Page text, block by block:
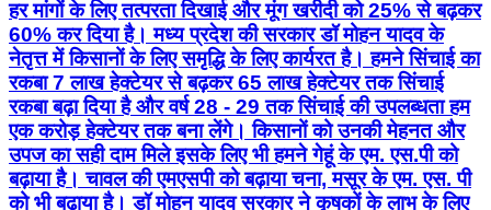
हर मांगों के लिए तत्परता दिखाई और मूंग खरीदी को 25% से बढ़कर
60% कर दिया है। मध्य प्रदेश की सरकार डॉ मोहन यादव के
नेतृत्त में किसानों के लिए समृद्धि के लिए कार्यरत है। हमने सिंचाई का
रकबा 7 लाख हेक्टेयर से बढ़कर 65 लाख हेक्टेयर तक सिंचाई
रकबा बढ़ा दिया है और वर्ष 28 - 29 तक सिंचाई की उपलब्धता हम
एक करोड़ हेक्टेयर तक बना लेंगे। किसानों को उनकी मेहनत और
उपज का सही दाम मिले इसके लिए भी हमने गेहूं के एम. एस.पी को
बढ़ाया है। चावल की एमएसपी को बढ़ाया चना, मसूर के एम. एस. पी
को भी बढ़ाया है। डॉ मोहन यादव सरकार ने कृषकों के लाभ के लिए